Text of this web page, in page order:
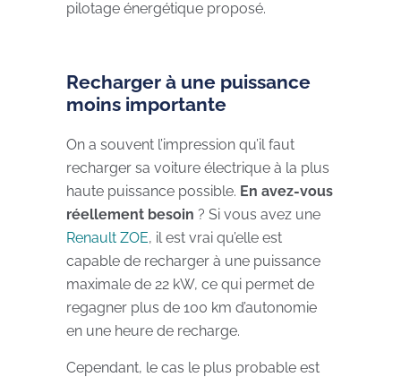
pilotage énergétique proposé.
Recharger à une puissance
moins importante
On a souvent l’impression qu’il faut
recharger sa voiture électrique à la plus
haute puissance possible. En avez-vous
réellement besoin ? Si vous avez une
Renault ZOE, il est vrai qu’elle est
capable de recharger à une puissance
maximale de 22 kW, ce qui permet de
regagner plus de 100 km d’autonomie
en une heure de recharge.
Cependant, le cas le plus probable est